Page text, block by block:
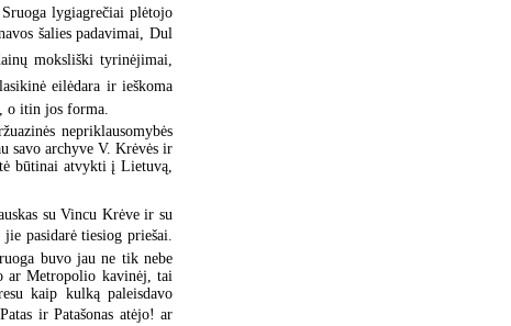
lygiagrečiai plėtojo
šalies padavimai, Dul
moksliški tyrinėjimai,
eilėdara ir ieškoma
o itin jos forma.
nepriklausomybės
savo archyve V. Krėvės ir
būtinai atvykti į Lietuvą,
su Vincu Krėve ir su
pasidarė tiesiog priešai.
buvo jau ne tik nebe
ar Metropolio kavinėj, tai
kaip kulką paleisdavo
ir Patašonas atėjo! ar